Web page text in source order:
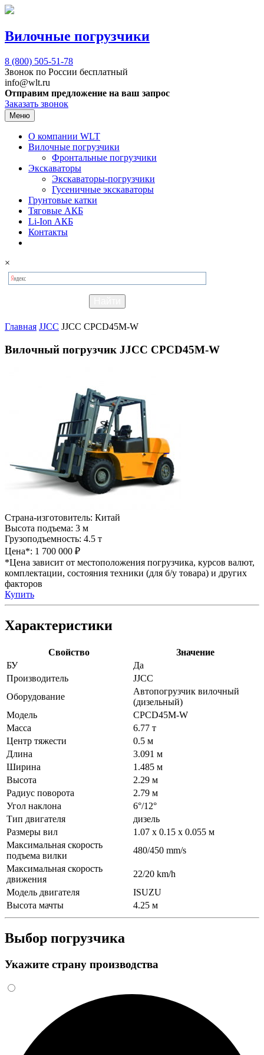
Вилочные погрузчики
8 (800) 505-51-78
Звонок по России бесплатный
info@wlt.ru
Отправим предложение на ваш запрос
Заказать звонок
Меню
О компании WLT
Вилочные погрузчики
Фронтальные погрузчики
Экскаваторы
Экскаваторы-погрузчики
Гусеничные экскаваторы
Грунтовые катки
Тяговые АКБ
Li-Ion АКБ
Контакты
×
Главная JJCC JJCC CPCD45M-W
Вилочный погрузчик JJCC CPCD45M-W
Страна-изготовитель: Китай
Высота подъема: 3 м
Грузоподъемность: 4.5 т
Цена*: 1 700 000 ₽
*Цена зависит от местоположения погрузчика, курсов валют,
комплектации, состояния техники (для б/у товара) и других
факторов
Купить
Характеристики
Свойство
Значение
БУ
Да
Производитель
JJCC
Оборудование
Автопогрузчик вилочный
(дизельный)
Модель
CPCD45M-W
Масса
6.77 т
Центр тяжести
0.5 м
Длина
3.091 м
Ширина
1.485 м
Высота
2.29 м
Радиус поворота
2.79 м
Угол наклона
6°/12°
Тип двигателя
дизель
Размеры вил
1.07 x 0.15 x 0.055 м
Максимальная скорость
подъема вилки
480/450 mm/s
Максимальная скорость
движения
22/20 km/h
Модель двигателя
ISUZU
Высота мачты
4.25 м
Выбор погрузчика
Укажите страну производства